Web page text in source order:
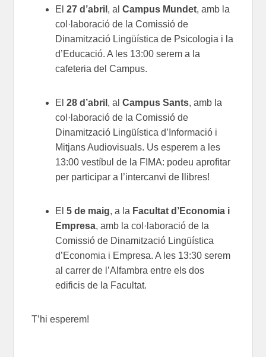
El27 d’abril , alCampus Mundet, amb la
col·laboració de la Comissió de
Dinamització Lingüística de Psicologia i la
d’Educació. A les 13:00 serem a la
cafeteria del Campus.
El28 d’abril , alCampus Sants, amb la
col·laboració de la Comissió de
Dinamització Lingüística d’Informació i
Mitjans Audiovisuals. Us esperem a les
13:00 vestíbul de la FIMA: podeu aprofitar
per participar a l’intercanvi de llibres!
El5 de maig, a la Facultat d’Economia i
Empresa, amb la col·laboració de la
Comissió de Dinamització Lingüística
d’Economia i Empresa. A les 13:30 serem
al carrer de l’Alfambra entre els dos
edificis de la Facultat.
T’hi esperem!